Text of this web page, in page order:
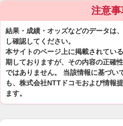
注意事
結果・成績・オッズなどのデータは
し確認してください。
本サイトのページ上に掲載されてい
期しておりますが、その内容の正確
ではありません。 当該情報に基づい
も、株式会社NTTドコモおよび情報
ます。